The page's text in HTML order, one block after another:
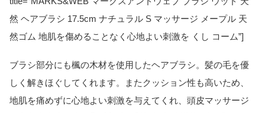
然 ヘアブラシ 17.5cm ナチュラル S マッサージ メープル 天
然ゴム 地肌を傷めることなく心地よい刺激を くし コーム”]
ブラシ部分にも楓の木材を使用したヘアブラシ。髪の毛を優
しく解きほぐしてくれます。またクッション性も高いため、
地肌を痛めずに心地よい刺激を与えてくれ、頭皮マッサージ